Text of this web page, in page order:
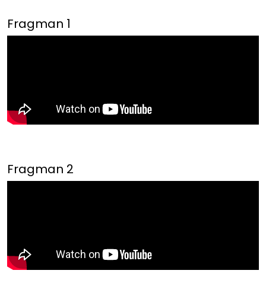
Fragman 1
Fragman 2